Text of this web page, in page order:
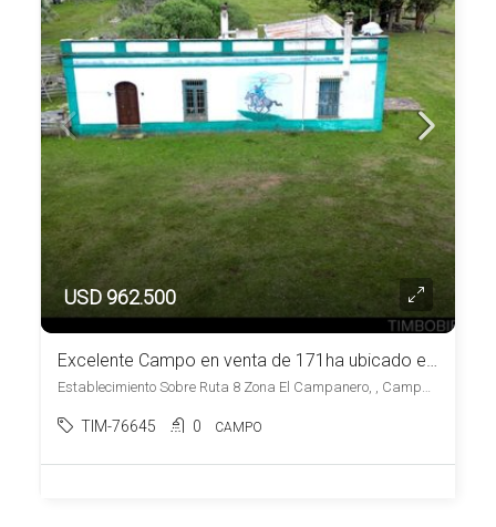
USD 962.500
Excelente Campo en venta de 171ha ubicado en Campanero
Establecimiento Sobre Ruta 8 Zona El Campanero, , Campanero
TIM-76645 0 CAMPO